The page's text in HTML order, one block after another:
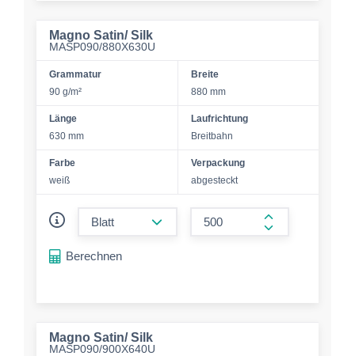
Magno Satin/ Silk
MASP090/880X630U
Grammatur
90 g/m²
Breite
880 mm
Länge
630 mm
Laufrichtung
Breitbahn
Farbe
weiß
Verpackung
abgesteckt
form.increase-
Berechnen
Magno Satin/ Silk
MASP090/900X640U